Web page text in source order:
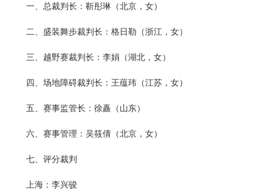
一、总裁判长：靳彤琳（北京，女）
二、盛装舞步裁判长：格日勒（浙江，女）
三、越野赛裁判长：李娟（湖北，女）
四、场地障碍裁判长：王蕴玮（江苏，女）
五、赛事监管长：徐矗（山东）
六、赛事管理：吴筱倩（北京，女）
七、评分裁判
上海：李兴骏